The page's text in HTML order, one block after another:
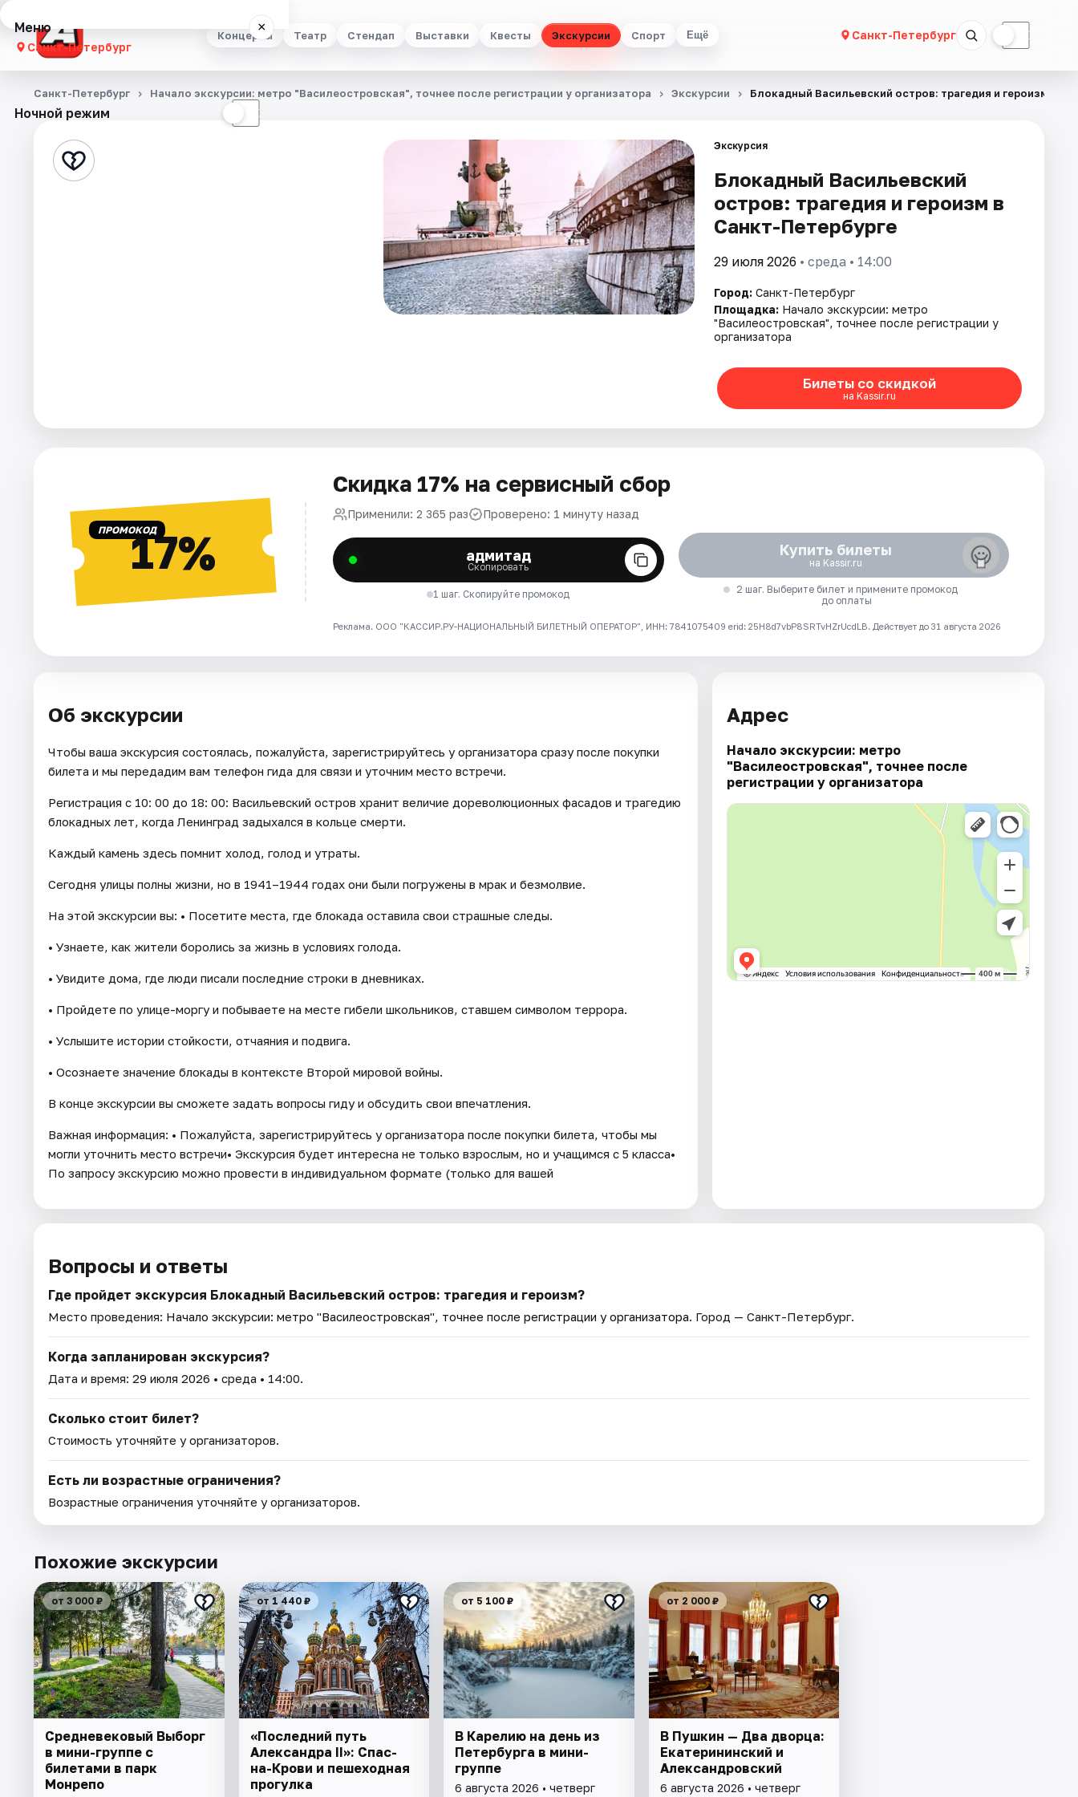
Концерты Театр Стендап Выставки Квесты Экскурсии Спорт Ещё Санкт-Петербург ☾
Меню ×
Санкт-Петербург
Концерты
Стендап
Рейтинги
Ночной режим ☾
Санкт-Петербург Начало экскурсии: метро "Василеостровская", точнее после регистрации у организатора Экскурсии Блокадный Васильевский остров: трагедия и героизм
Экскурсия
Блокадный Васильевский
остров: трагедия и героизм в
Санкт-Петербурге
29 июля 2026 • среда • 14:00
Город: Санкт-Петербург
Площадка: Начало экскурсии: метро
"Василеостровская", точнее после регистрации у
организатора
Билеты со скидкой
на Kassir.ru
ПРОМОКОД17%
Скидка 17% на сервисный сбор
Применили: 2 365 раз Проверено: 1 минуту назад
адмитад
Скопировать
1 шаг. Скопируйте промокод
Купить билеты
на Kassir.ru
2 шаг. Выберите билет и примените промокод
до оплаты
Реклама. ООО "КАССИР.РУ-НАЦИОНАЛЬНЫЙ БИЛЕТНЫЙ ОПЕРАТОР", ИНН: 7841075409 erid: 25H8d7vbP8SRTvHZrUcdLB. Действует до 31 августа 2026
Об экскурсии
Чтобы ваша экскурсия состоялась, пожалуйста, зарегистрируйтесь у организатора сразу после покупки
билета и мы передадим вам телефон гида для связи и уточним место встречи.
Регистрация с 10: 00 до 18: 00: Васильевский остров хранит величие дореволюционных фасадов и трагедию
блокадных лет, когда Ленинград задыхался в кольце смерти.
Каждый камень здесь помнит холод, голод и утраты.
Сегодня улицы полны жизни, но в 1941–1944 годах они были погружены в мрак и безмолвие.
На этой экскурсии вы: • Посетите места, где блокада оставила свои страшные следы.
• Узнаете, как жители боролись за жизнь в условиях голода.
• Увидите дома, где люди писали последние строки в дневниках.
• Пройдете по улице-моргу и побываете на месте гибели школьников, ставшем символом террора.
• Услышите истории стойкости, отчаяния и подвига.
• Осознаете значение блокады в контексте Второй мировой войны.
В конце экскурсии вы сможете задать вопросы гиду и обсудить свои впечатления.
Важная информация: • Пожалуйста, зарегистрируйтесь у организатора после покупки билета, чтобы мы
могли уточнить место встречи• Экскурсия будет интересна не только взрослым, но и учащимся с 5 класса•
По запросу экскурсию можно провести в индивидуальном формате (только для вашей
Адрес
Начало экскурсии: метро
"Василеостровская", точнее после
регистрации у организатора
Вопросы и ответы
Где пройдет экскурсия Блокадный Васильевский остров: трагедия и героизм?
Место проведения: Начало экскурсии: метро "Василеостровская", точнее после регистрации у организатора. Город — Санкт-Петербург.
Когда запланирован экскурсия?
Дата и время: 29 июля 2026 • среда • 14:00.
Сколько стоит билет?
Стоимость уточняйте у организаторов.
Есть ли возрастные ограничения?
Возрастные ограничения уточняйте у организаторов.
Похожие экскурсии
от 3 000 ₽
Cредневековый Выборг
в мини-группе c
билетами в парк
Монрепо
от 1 440 ₽
«Последний путь
Александра II»: Спас-
на-Крови и пешеходная
прогулка
от 5 100 ₽
В Карелию на день из
Петербурга в мини-
группе
6 августа 2026 • четверг
от 2 000 ₽
В Пушкин — Два дворца:
Екатерининский и
Александровский
6 августа 2026 • четверг